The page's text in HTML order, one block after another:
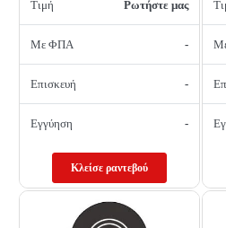
Τιμή Ρωτήστε μας
Με ΦΠΑ -
Επισκευή -
Εγγύηση -
Κλείσε ραντεβού